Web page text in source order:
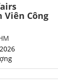
Viên Công